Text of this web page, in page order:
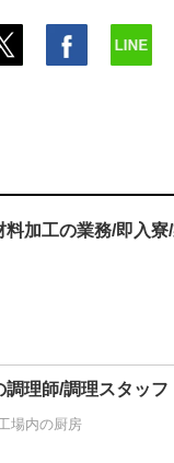
料加工の業務/即入寮
理師/調理スタッフ
場内の厨房